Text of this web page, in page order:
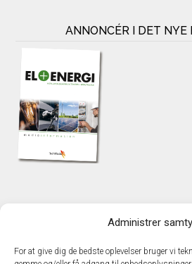
Administrer
For at give dig de bedste oplevelser bruger vi
ANNONCÉR I DET NYE
TechMedia A/S
DK – 2600